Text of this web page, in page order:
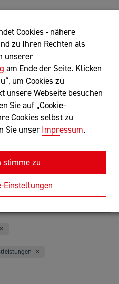
Cookies - nähere
zu Ihren Rechten als
unserer
am Ende der Seite. Klicken
um Cookies zu
unsere Webseite besuchen
Sie auf „Cookie-
Cookies selbst zu
Sie unser Impressum.
stimme zu
Einstellungen
einschließen:
-webshop, Exakter
Entfernung
Z-A